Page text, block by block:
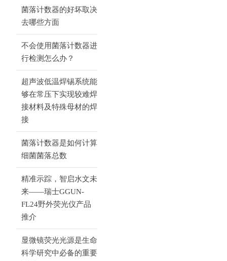
菌落计数器的好坏取决
去哪些方面
不会使用菌落计数器进
行检测怎么办？
超声波低温焊锡系统能
够在常压下实现较难焊
接材料及特殊母材的焊
接
菌落计数器是如何计算
细菌菌落总数
精准示踪，智启水文未
来——瑞士GGUN-
FL24野外荧光仪产品
推介
显微镜荧光光源是生命
科学研究中必备的重要